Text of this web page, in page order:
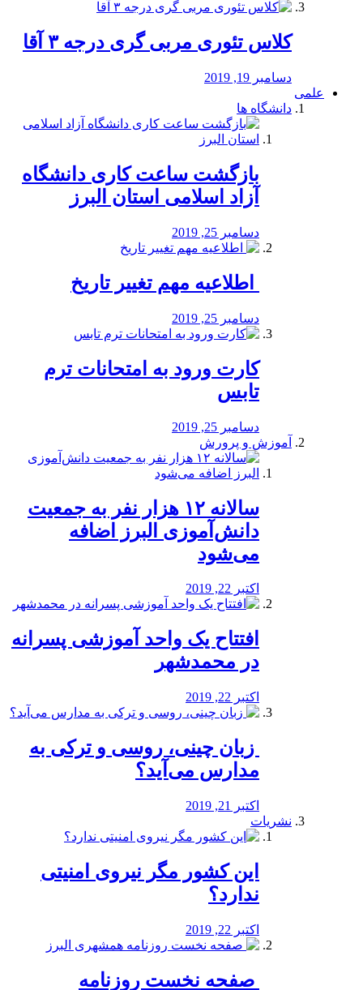
کلاس تئوری مربی گری درجه ۳ آقا
دسامبر 19, 2019
علمی
دانشگاه ها
بازگشت ساعت کاری دانشگاه
آزاد اسلامی استان البرز
دسامبر 25, 2019
️ اطلاعیه مهم تغییر تاریخ
دسامبر 25, 2019
کارت ورود به امتحانات ترم
تابس
دسامبر 25, 2019
آموزش و پرورش
️سالانه ۱۲ هزار نفر به جمعیت
دانش‌آموزی البرز اضافه
می‌شود
اکتبر 22, 2019
افتتاح یک واحد آموزشی پسرانه
در محمدشهر
اکتبر 22, 2019
️ زبان چینی، روسی و ترکی به
مدارس می‌آید؟
اکتبر 21, 2019
نشریات
این کشور مگر نیروی امنیتی
ندارد؟
اکتبر 22, 2019
️ صفحه نخست روزنامه‌